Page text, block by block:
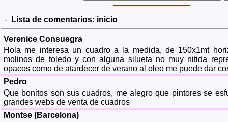
- Lista de comentarios: inicio
Verenice Consuegra
Hola me interesa un cuadro a la medida, de 150x1mt
molinos de toledo y con alguna silueta no muy nitida
opacos como de atardecer de verano al oleo me puede dar
Pedro
Que bonitos son sus cuadros, me alegro que pintores se
grandes webs de venta de cuadros
Montse (Barcelona)